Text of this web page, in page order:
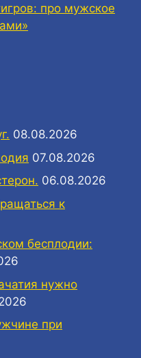
про мужское
08.08.2026
07.08.2026
06.08.2026
к
бесплодии:
нужно
при